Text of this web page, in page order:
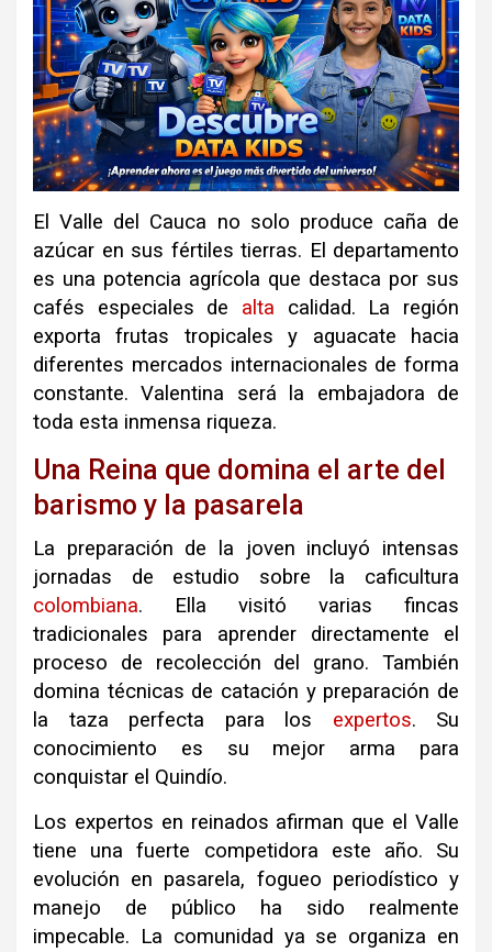
El Valle del Cauca no solo produce caña de
azúcar en sus fértiles tierras. El departamento
es una potencia agrícola que destaca por sus
cafés especiales de alta calidad. La región
exporta frutas tropicales y aguacate hacia
diferentes mercados internacionales de forma
constante. Valentina será la embajadora de
toda esta inmensa riqueza.
Una Reina que domina el arte del
barismo y la pasarela
La preparación de la joven incluyó intensas
jornadas de estudio sobre la caficultura
colombiana. Ella visitó varias fincas
tradicionales para aprender directamente el
proceso de recolección del grano. También
domina técnicas de catación y preparación de
la taza perfecta para los expertos. Su
conocimiento es su mejor arma para
conquistar el Quindío.
Los expertos en reinados afirman que el Valle
tiene una fuerte competidora este año. Su
evolución en pasarela, fogueo periodístico y
manejo de público ha sido realmente
impecable. La comunidad ya se organiza en